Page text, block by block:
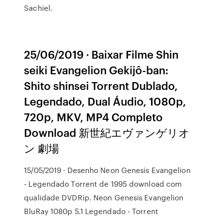
Sachiel.
25/06/2019 · Baixar Filme Shin
seiki Evangelion Gekijô-ban:
Shito shinsei Torrent Dublado,
Legendado, Dual Áudio, 1080p,
720p, MKV, MP4 Completo
Download 新世紀エヴァンゲリオ
ン 劇場
15/05/2019 · Desenho Neon Genesis Evangelion
- Legendado Torrent de 1995 download com
qualidade DVDRip. Neon Genesis Evangelion
BluRay 1080p 5.1 Legendado - Torrent